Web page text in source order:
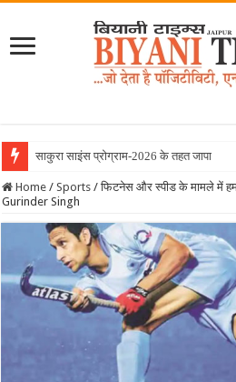
साकुरा साइंस प्रोग्राम-2026 के तहत जापान
Home / Sports / फिटनेस और स्पीड के मामले में
Gurinder Singh